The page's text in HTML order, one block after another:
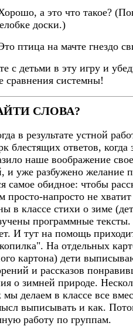
а это что такое?
доски.)
птица на мачте гнездо
с детьми в эту игру и
сравнения системны!
СЛОВА?
в результате устной
блестящих ответов, когда
наше воображение
и уже разбужено желание
самое обидное: чтобы
просто-напросто не
в классе стихи о зиме
программные
И тут на помощь
На отдельных
картона) дети
и рассказов
о зимней природе.
мы делаем в классе все
выписывать и как.
работу по группам.